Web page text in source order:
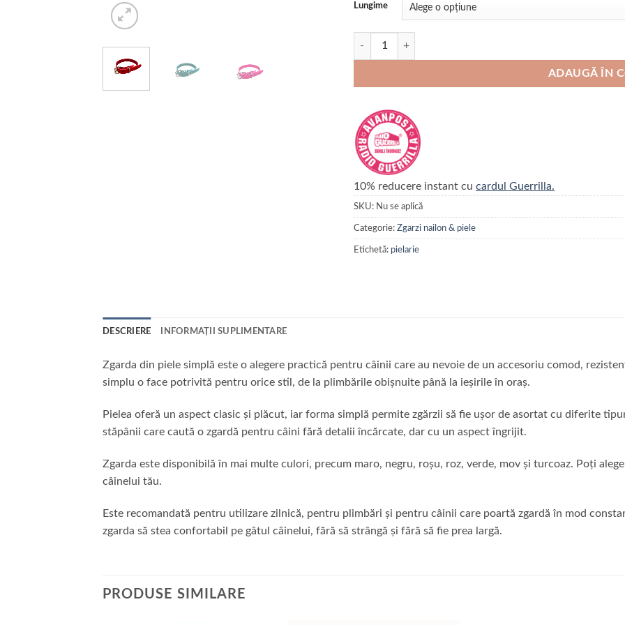
Lungime
Cantitate Zgarda din piele simplă
ADAUGĂ ÎN
10% reducere instant cu cardul Guerrilla.
SKU: Nu se aplică
Categorie: Zgarzi nailon & piele
Etichetă: pielarie
DESCRIERE INFORMAȚII SUPLIMENTARE
Zgarda din piele simplă este o alegere practică pentru câinii care au nevoie de un accesoriu comod,
simplu o face potrivită pentru orice stil, de la plimbările obișnuite până la ieșirile în oraș.
Pielea oferă un aspect clasic și plăcut, iar forma simplă permite zgărzii să fie ușor de asortat cu diferite
stăpânii care caută o zgardă pentru câini fără detalii încărcate, dar cu un aspect îngrijit.
Zgarda este disponibilă în mai multe culori, precum maro, negru, roșu, roz, verde, mov și turcoaz. Poți
câinelui tău.
Este recomandată pentru utilizare zilnică, pentru plimbări și pentru câinii care poartă zgardă în mod
zgarda să stea confortabil pe gâtul câinelui, fără să strângă și fără să fie prea largă.
PRODUSE SIMILARE